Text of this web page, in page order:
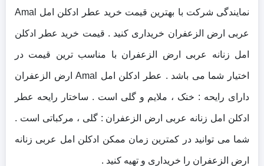
نمایندگی شرکت با بهترین قیمت خرید عطر ادکلن امل Amal
عربی ارض الزعفران خریداری کنید . قیمت خرید عطر ادکلن
امل زنانه عربی ارض الزعفران با مناسب ترین قیمت در
اختیار شما می باشد . عطر ادکلن امل Amal ارض الزعفران
دارای رایحه : خنک ، ملایم و گلی است . ساختار رایحه عطر
ادکلن امل زنانه عربی ارض الزعفران : گلی ، مرکباتی است .
شما می توانید در کمترین زمان ممکن ادکلن امل عربی زنانه
ارض الزعفران را خریداری و تهیه کنید .